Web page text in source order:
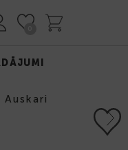
Auskari
Next